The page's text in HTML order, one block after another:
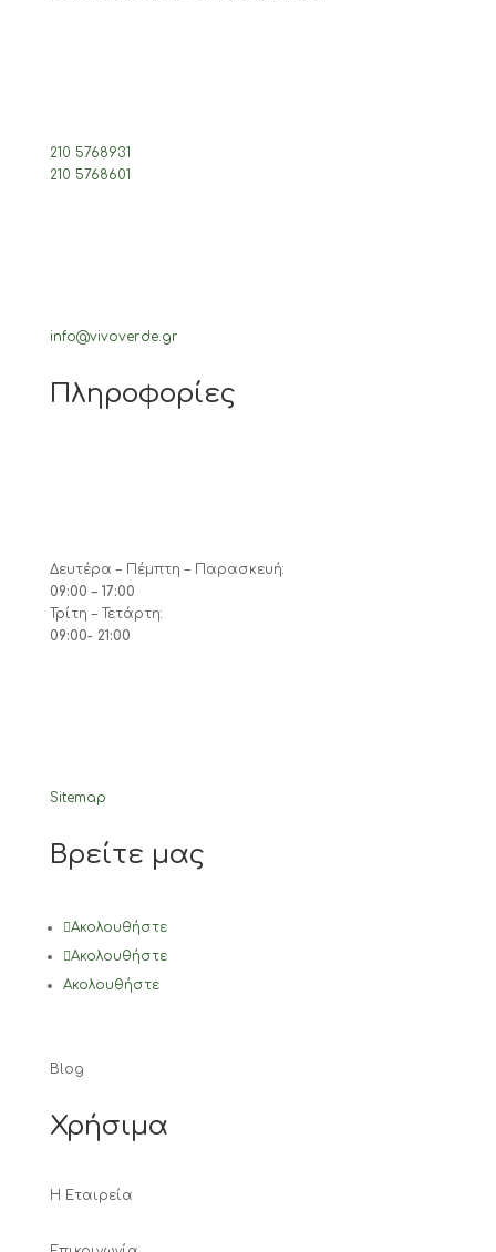
210 5768931
210 5768601
info@vivoverde.gr
Πληροφορίες
Δευτέρα – Πέμπτη – Παρασκευή:
09:00 – 17:00
Τρίτη – Τετάρτη:
09:00- 21:00
Sitemap
Βρείτε μας
Ακολουθήστε
Ακολουθήστε
Ακολουθήστε
Blog
Χρήσιμα
Η Εταιρεία